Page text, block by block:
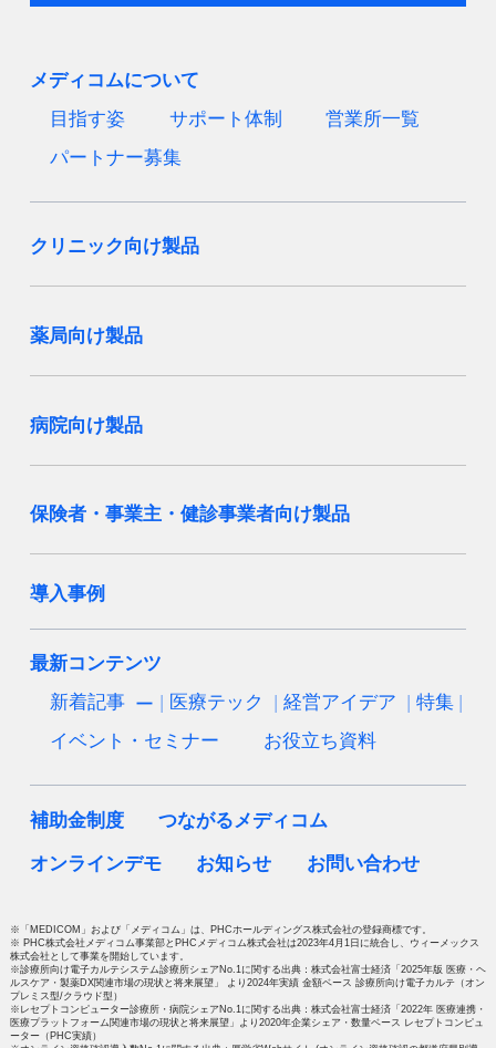
メディコムについて
目指す姿
サポート体制
営業所一覧
パートナー募集
クリニック向け製品
薬局向け製品
病院向け製品
保険者・事業主・健診事業者向け製品
導入事例
最新コンテンツ
新着記事
医療テック 経営アイデア
特集
イベント・セミナー
お役立ち資料
補助金制度 つながるメディコム
オンラインデモ お知らせ お問い合わせ
※「MEDICOM」および「メディコム」は、PHCホールディングス株式会社の登録商標です。
※ PHC株式会社メディコム事業部とPHCメディコム株式会社は2023年4月1日に統合し、ウィーメックス
株式会社として事業を開始しています。
※診療所向け電子カルテシステム診療所シェアNo.1に関する出典：株式会社富士経済「2025年版 医療・ヘ
ルスケア・製薬DX関連市場の現状と将来展望」 より2024年実績 金額ベース 診療所向け電子カルテ（オン
プレミス型/クラウド型）
※レセプトコンピューター診療所・病院シェアNo.1に関する出典：株式会社富士経済「2022年 医療連携・
医療プラットフォーム関連市場の現状と将来展望」より2020年企業シェア・数量ベース レセプトコンピュ
ーター（PHC実績）